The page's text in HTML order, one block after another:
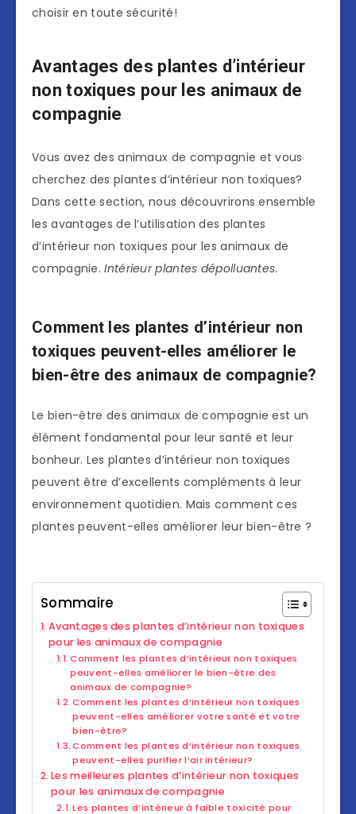
choisir en toute sécurité!
Avantages des plantes d’intérieur
non toxiques pour les animaux de
compagnie
Vous avez des animaux de compagnie et vous
cherchez des plantes d’intérieur non toxiques?
Dans cette section, nous découvrirons ensemble
les avantages de l’utilisation des plantes
d’intérieur non toxiques pour les animaux de
compagnie.Intérieur plantes dépolluantes.
Comment les plantes d’intérieur non
toxiques peuvent-elles améliorer le
bien-être des animaux de compagnie?
Le bien-être des animaux de compagnie est un
élément fondamental pour leur santé et leur
bonheur. Les plantes d’intérieur non toxiques
peuvent être d’excellents compléments à leur
environnement quotidien. Mais comment ces
plantes peuvent-elles améliorer leur bien-être ?
Sommaire
Avantages des plantes d’intérieur non toxiques
pour les animaux de compagnie
Comment les plantes d’intérieur non toxiques
peuvent-elles améliorer le bien-être des
animaux de compagnie?
Comment les plantes d’intérieur non toxiques
peuvent-elles améliorer votre santé et votre
bien-être?
Comment les plantes d’intérieur non toxiques
peuvent-elles purifier l’air intérieur?
Les meilleures plantes d’intérieur non toxiques
pour les animaux de compagnie
Les plantes d’intérieur à faible toxicité pour